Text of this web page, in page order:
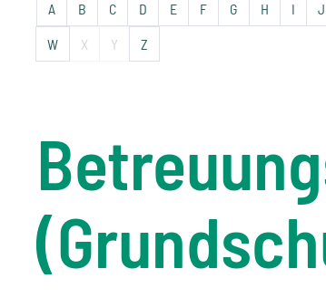
A B C D E F G H I J
W X Y Z